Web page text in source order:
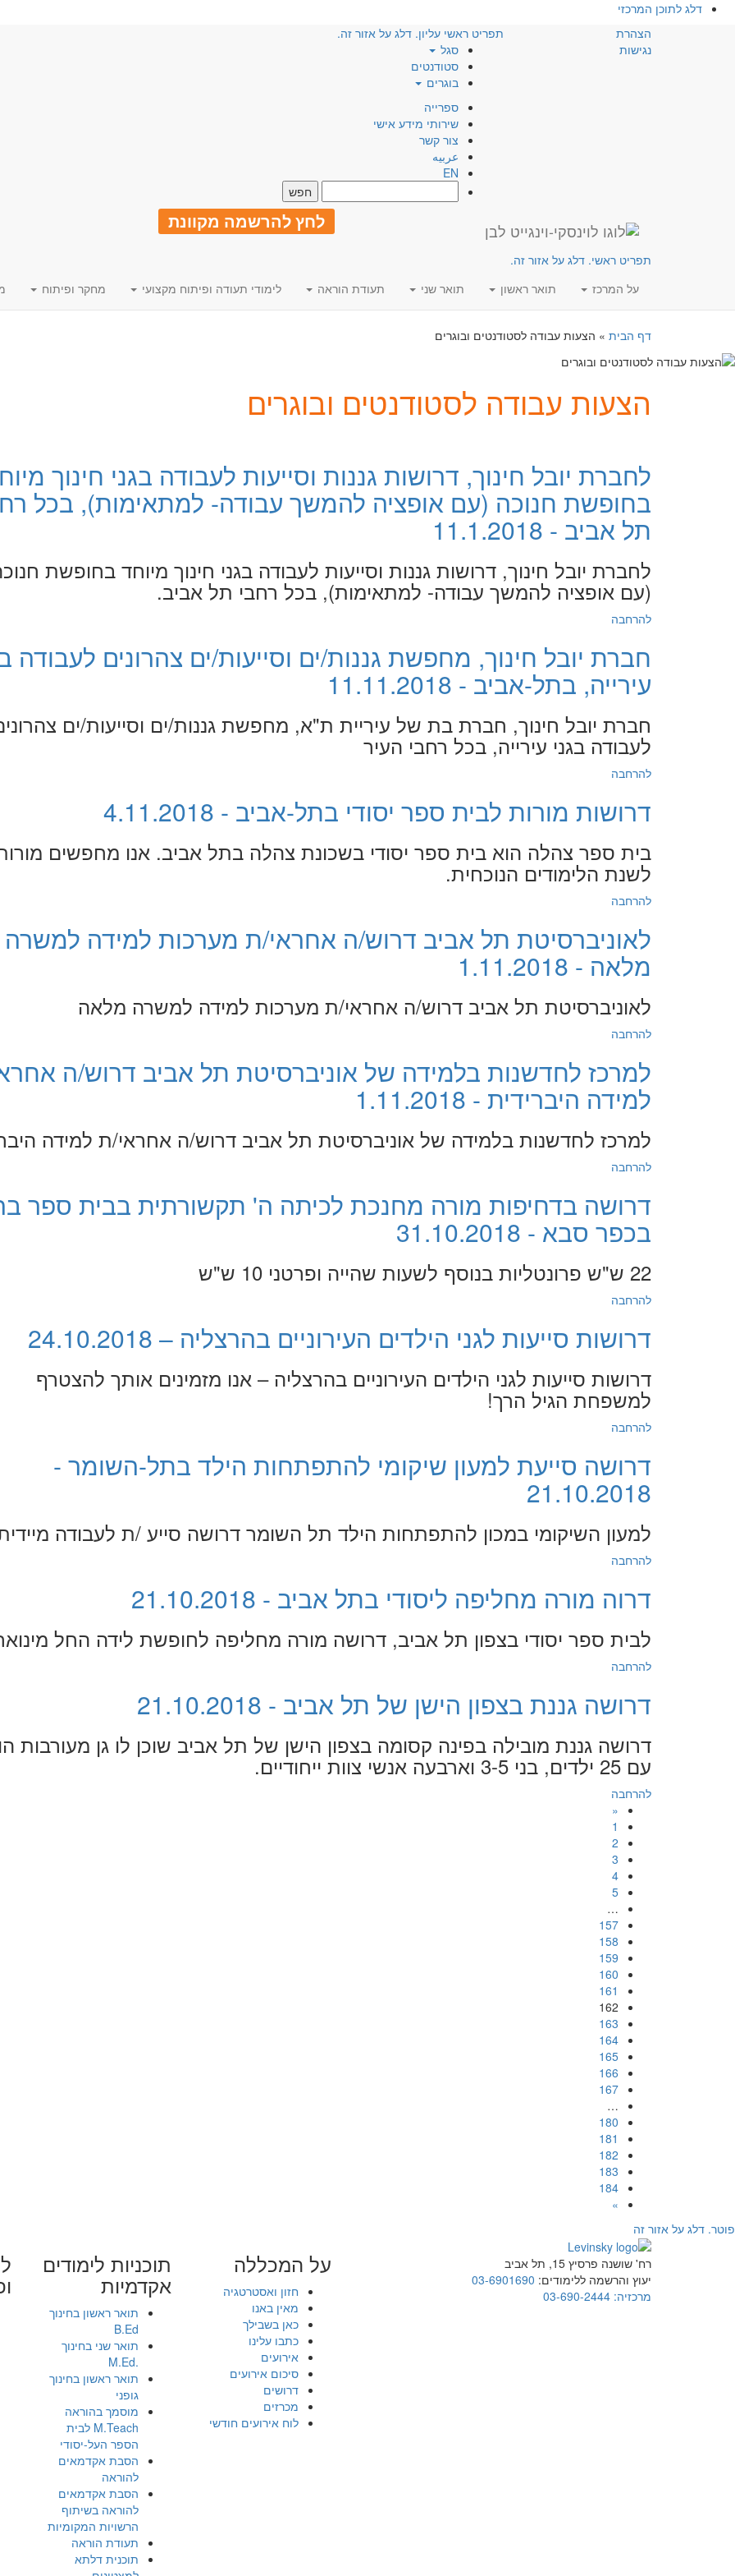
דלג לתוכן המרכזי
הצהרת
נגישות
תפריט ראשי עליון. דלג על אזור זה.
סגל
סטודנטים
בוגרים
ספרייה
שירותי מידע אישי
צור קשר
عربيه
EN
לחץ להרשמה מקוונת
תפריט ראשי. דלג על אזור זה.
על המרכז
תואר ראשון תואר שני תעודת הוראה לימודי תעודה ופיתוח מקצועי מחקר ופיתוח
דף הבית » הצעות עבודה לסטודנטים ובוגרים
הצעות עבודה לסטודנטים ובוגרים
לחברת יובל חינוך, דרושות גננות וסייעות לעבודה בגני חינוך
בחופשת חנוכה (עם אופציה להמשך עבודה- למתאימות), בכל
תל אביב - 11.1.2018
לחברת יובל חינוך, דרושות גננות וסייעות לעבודה בגני חינוך מיוחד בחופשת
(עם אופציה להמשך עבודה- למתאימות), בכל רחבי תל אביב.
להרחבה
חברת יובל חינוך, מחפשת גננות/ים וסייעות/ים צהרונים לעבודה
עירייה, בתל-אביב - 11.11.2018
חברת יובל חינוך, חברת בת של עיריית ת"א, מחפשת גננות/ים וסייעות/ים
לעבודה בגני עירייה, בכל רחבי העיר
להרחבה
דרושות מורות לבית ספר יסודי בתל-אביב - 4.11.2018
בית ספר צהלה הוא בית ספר יסודי בשכונת צהלה בתל אביב. אנו מחפשים
לשנת הלימודים הנוכחית.
להרחבה
לאוניברסיטת תל אביב דרוש/ה אחראי/ת מערכות למידה למשרה
מלאה - 1.11.2018
לאוניברסיטת תל אביב דרוש/ה אחראי/ת מערכות למידה למשרה מלאה
להרחבה
למרכז לחדשנות בלמידה של אוניברסיטת תל אביב דרוש/ה
למידה היברידית - 1.11.2018
למרכז לחדשנות בלמידה של אוניברסיטת תל אביב דרוש/ה אחראי/ת למידה
להרחבה
דרושה בדחיפות מורה מחנכת לכיתה ה' תקשורתית בבית ספר
בכפר סבא - 31.10.2018
22 ש"ש פרונטליות בנוסף לשעות שהייה ופרטני 10 ש"ש
להרחבה
דרושות סייעות לגני הילדים העירוניים בהרצליה – 24.10.2018
דרושות סייעות לגני הילדים העירוניים בהרצליה – אנו מזמינים אותך להצטרף
למשפחת הגיל הרך!
להרחבה
דרושה סייעת למעון שיקומי להתפתחות הילד בתל-השומר -
21.10.2018
למעון השיקומי במכון להתפתחות הילד תל השומר דרושה סייע /ת לעבודה
להרחבה
דרוה מורה מחליפה ליסודי בתל אביב - 21.10.2018
לבית ספר יסודי בצפון תל אביב, דרושה מורה מחליפה לחופשת לידה החל
להרחבה
דרושה גננת בצפון הישן של תל אביב - 21.10.2018
דרושה גננת מובילה בפינה קסומה בצפון הישן של תל אביב שוכן לו גן מעורבות
עם 25 ילדים, בני 3-5 וארבעה אנשי צוות ייחודיים.
להרחבה
«
1
2
3
4
5
…
157
158
159
160
161
162
163
164
165
166
167
…
180
181
182
183
184
»
פוטר. דלג על אזור זה
רח' שושנה פרסיץ 15, תל אביב
יעוץ והרשמה ללימודים: 03-6901690
מרכזיה: 03-690-2444
על המכללה
חזון ואסטרטגיה
מאין באנו
כאן בשבילך
כתבו עלינו
אירועים
סיכום אירועים
דרושים
מכרזים
לוח אירועים חודשי
תוכניות לימודים
אקדמיות
תואר ראשון בחינוך
B.Ed
תואר שני בחינוך
.M.Ed
תואר ראשון בחינוך
גופני
מוסמך בהוראה
M.Teach לבית
הספר העל-יסודי
הסבת אקדמאים
להוראה
הסבת אקדמאים
להוראה בשיתוף
הרשויות המקומיות
תעודת הוראה
תוכנית דלתא